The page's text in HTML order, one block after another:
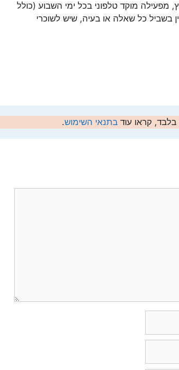
מפעילה מוקד טלפוני בכל ימי השבוע (כולל
בשביל כל שאלה או בעיה, שיש לשוכרי
קראו עוד בתנאי השימוש.